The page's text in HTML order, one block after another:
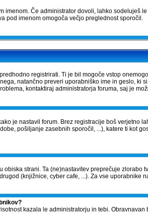
imenom. Če administrator dovoli, lahko sodeluješ le
pod imenom omogoča večjo preglednost sporočil.
registrirati. Ti je bil mogoče vstop
natančno preveri uporabniško ime in geslo,
kontaktiraj administratorja foruma, saj je
je nastavil forum. Brez registracije boš
pošiljanje zasebnih sporočil, ...), katere ti kot
obiska strani. Ta (ne)nastavitev preprečuje
(knjižnice, cyber cafe, ...). Za vse uporabnike
kazala le administratorju in tebi. Obravnavan